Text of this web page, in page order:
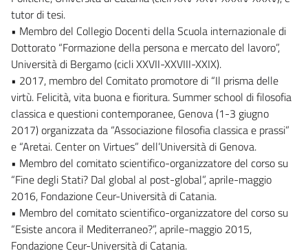
tutor di tesi.
• Membro del Collegio Docenti della Scuola internazionale di
Dottorato “Formazione della persona e mercato del lavoro”,
Università di Bergamo (cicli XXVII-XXVIII-XXIX).
• 2017, membro del Comitato promotore di “Il prisma delle
virtù. Felicità, vita buona e fioritura. Summer school di filosofia
classica e questioni contemporanee, Genova (1-3 giugno
2017) organizzata da “Associazione filosofia classica e prassi”
e “Aretai. Center on Virtues” dell’Università di Genova.
• Membro del comitato scientifico-organizzatore del corso su
“Fine degli Stati? Dal global al post-global”, aprile-maggio
2016, Fondazione Ceur-Università di Catania.
• Membro del comitato scientifico-organizzatore del corso su
“Esiste ancora il Mediterraneo?”, aprile-maggio 2015,
Fondazione Ceur-Università di Catania.